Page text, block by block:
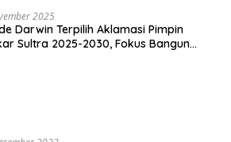
2025
Darwin Terpilih Aklamasi Pimpin
Sultra 2025-2030, Fokus Bangun